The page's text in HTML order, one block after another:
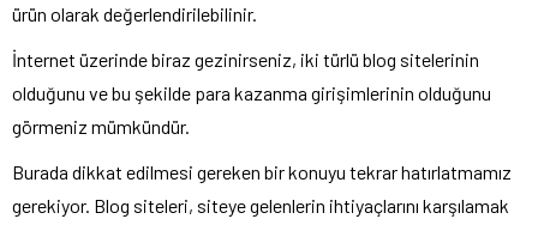
ürün olarak değerlendirilebilinir.
İnternet üzerinde biraz gezinirseniz, iki türlü blog sitelerinin
olduğunu ve bu şekilde para kazanma girişimlerinin olduğunu
görmeniz mümkündür.
Burada dikkat edilmesi gereken bir konuyu tekrar hatırlatmamız
gerekiyor. Blog siteleri, siteye gelenlerin ihtiyaçlarını karşılamak